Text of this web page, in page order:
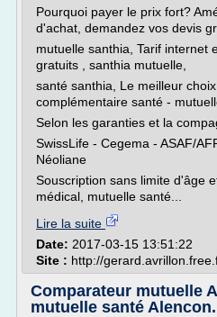
Pourquoi payer le prix fort?
d'achat, demandez vos devis
mutuelle santhia, Tarif internet
gratuits , santhia mutuelle,
santé santhia, Le meilleur
complémentaire santé -
Selon les garanties et la
SwissLife - Cegema - ASAF/
Néoliane
Souscription sans limite d'âge
médical, mutuelle santé...
Lire la suite
Date: 2017-03-15 13:51:22
Site : http://
Comparateur mutuelle
mutuelle santé Alencon.